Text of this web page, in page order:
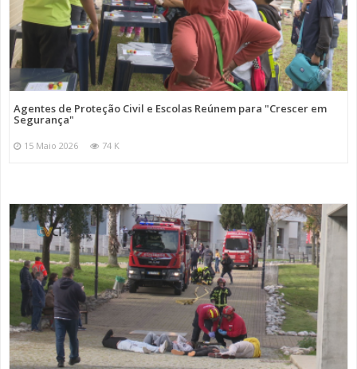
Agentes de Proteção Civil e Escolas Reúnem para "Crescer em
Segurança"
15 Maio 2026 74 K